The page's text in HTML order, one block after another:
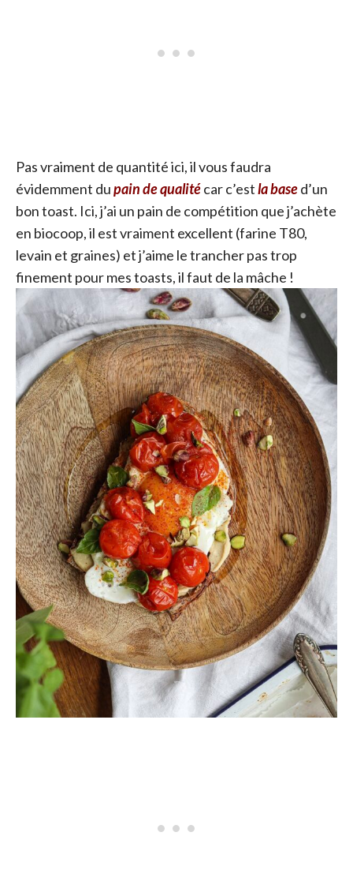
Pas vraiment de quantité ici, il vous faudra
évidemment dupain de qualitécar c’estla based’un
bon toast. Ici, j’ai un pain de compétition que j’achète
en biocoop, il est vraiment excellent (farine T80,
levain et graines) et j’aime le trancher pas trop
finement pour mes toasts, il faut de la mâche !